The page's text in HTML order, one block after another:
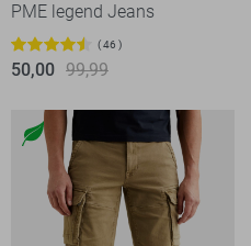
PME legend Jeans
46
50,00 99,99